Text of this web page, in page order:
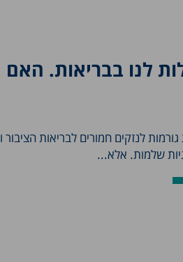
לנו בבריאות.
גורמות לנזקים חמורים לבריאות
שלמות. אלא...